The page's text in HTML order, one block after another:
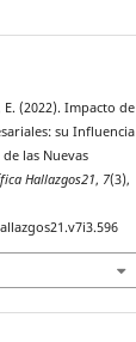
(2022). Impacto de
su Influencia
las Nuevas
Hallazgos21, 7(3),